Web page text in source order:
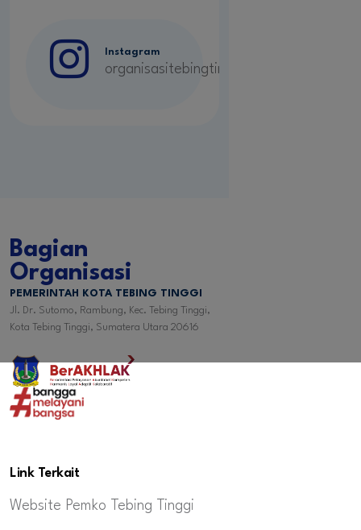
Instagram
organisasitebingtinggi
Bagian
Organisasi
PEMERINTAH KOTA TEBING TINGGI
Jl. Dr. Sutomo, Rambung, Kec. Tebing Tinggi,
Kota Tebing Tinggi, Sumatera Utara 20616
Link Terkait
Website Pemko Tebing Tinggi